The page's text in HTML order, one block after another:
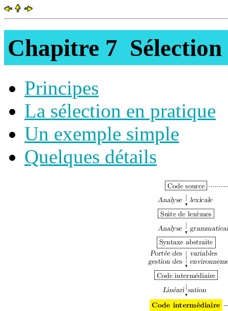
Chapitre 7
Principes
La sélection en pratique
Un exemple simple
Quelques détails